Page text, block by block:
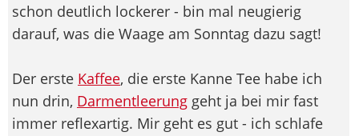
schon deutlich lockerer - bin mal neugierig
darauf, was die Waage am Sonntag dazu sagt!
Der erste Kaffee, die erste Kanne Tee habe ich
nun drin, Darmentleerung geht ja bei mir fast
immer reflexartig. Mir geht es gut - ich schlafe